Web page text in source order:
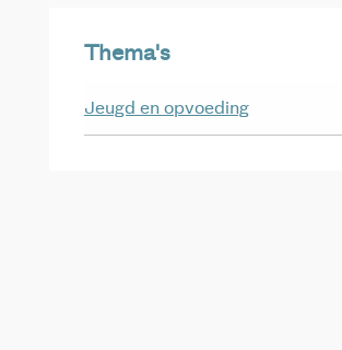
Thema's
Jeugd en opvoeding